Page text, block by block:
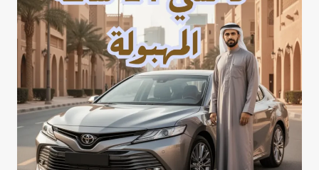
اطلب
تاكسيك
الأن
51777024